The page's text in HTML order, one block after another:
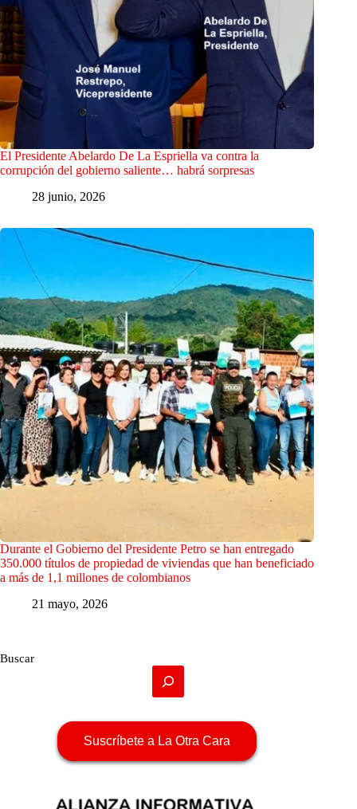
El Presidente Abelardo De La Espriella va contra la
corrupción del gobierno saliente… habrá sorpresas
28 junio, 2026
Durante el Gobierno del Presidente Petro se han entregado
350.000 títulos de propiedad de viviendas que han beneficiado
a más de 1,1 millones de colombianos
21 mayo, 2026
Buscar
Suscríbete a La Otra Cara